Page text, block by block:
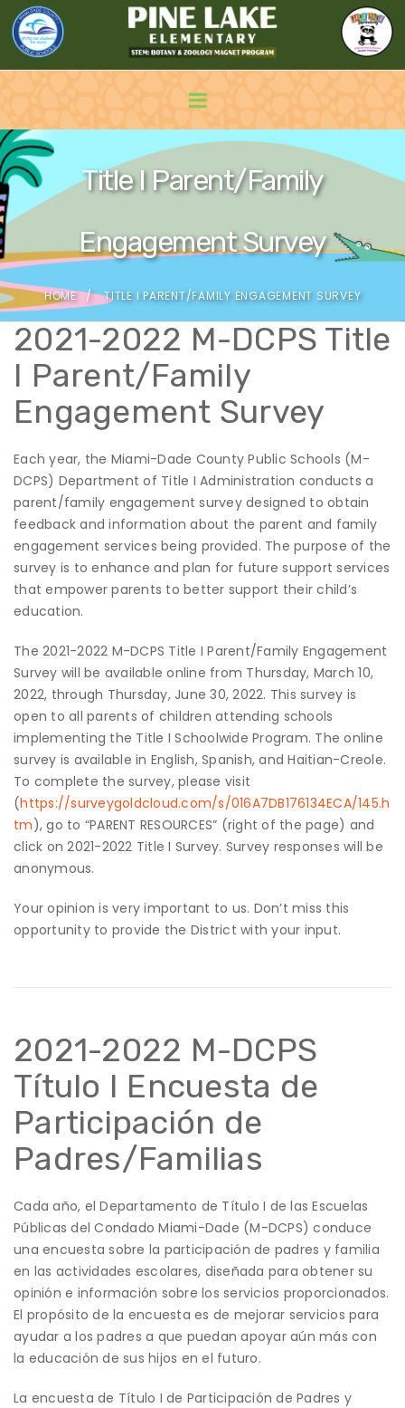
Title I Parent/Family
Engagement Survey
HOME TITLE I PARENT/FAMILY ENGAGEMENT SURVEY
2021-2022 M-DCPS Title
I Parent/Family
Engagement Survey
Each year, the Miami-Dade County Public Schools (M-
DCPS) Department of Title I Administration conducts a
parent/family engagement survey designed to obtain
feedback and information about the parent and family
engagement services being provided. The purpose of the
survey is to enhance and plan for future support services
that empower parents to better support their child’s
education.
The 2021-2022 M-DCPS Title I Parent/Family Engagement
Survey will be available online from Thursday, March 10,
2022, through Thursday, June 30, 2022. This survey is
open to all parents of children attending schools
implementing the Title I Schoolwide Program. The online
survey is available in English, Spanish, and Haitian-Creole.
To complete the survey, please visit
(https://surveygoldcloud.com/s/016A7DB176134ECA/145.h
tm), go to “PARENT RESOURCES” (right of the page) and
click on 2021-2022 Title I Survey. Survey responses will be
anonymous.
Your opinion is very important to us. Don’t miss this
opportunity to provide the District with your input.
2021-2022 M-DCPS
Título I Encuesta de
Participación de
Padres/Familias
Cada año, el Departamento de Título I de las Escuelas
Públicas del Condado Miami-Dade (M-DCPS) conduce
una encuesta sobre la participación de padres y familia
en las actividades escolares, diseñada para obtener su
opinión e información sobre los servicios proporcionados.
El propósito de la encuesta es de mejorar servicios para
ayudar a los padres a que puedan apoyar aún más con
la educación de sus hijos en el futuro.
La encuesta de Título I de Participación de Padres y